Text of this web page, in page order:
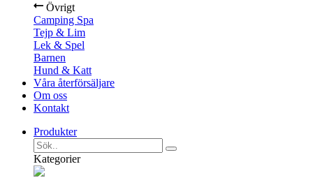
Övrigt
Camping Spa
Tejp & Lim
Lek & Spel
Barnen
Hund & Katt
Våra återförsäljare
Om oss
Kontakt
Produkter
Kategorier